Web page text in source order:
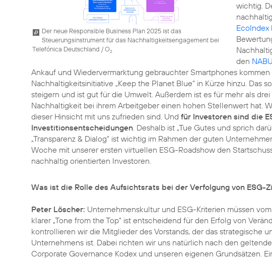
Der neue Responsible Business Plan 2025 ist das
Steuerungsinstrument für das Nachhaltigkeitsengagement bei
Telefónica Deutschland / O2
wichtig.
EcoIndex
den NABU
Ankauf und Wiedervermarktung gebrauchter Smartphones
Nachhaltigkeitsinitiative „Keep the Planet Blue“ in Kürze hinzu. Das
steigern und ist gut für die Umwelt. Außerdem ist es für mehr als
Nachhaltigkeit bei ihrem Arbeitgeber einen hohen Stellenwert hat.
dieser Hinsicht mit uns zufrieden sind. Und für Investoren sind die
Investitionsentscheidungen. Deshalb ist „Tue Gutes und sprich
„Transparenz & Dialog“ ist wichtig im Rahmen der guten
Woche mit unserer ersten virtuellen ESG-Roadshow den
nachhaltig orientierten Investoren.
Was ist die Rolle des Aufsichtsrats bei der Verfolgung von ESG-
Peter Löscher: Unternehmenskultur und ESG-Kriterien müssen
klarer „Tone from the Top“ ist entscheidend für den Erfolg von
kontrollieren wir die Mitglieder des Vorstands, der das strategische
Unternehmens ist. Dabei richten wir uns natürlich nach den
Corporate Governance Kodex und unseren eigenen Grundsätzen.